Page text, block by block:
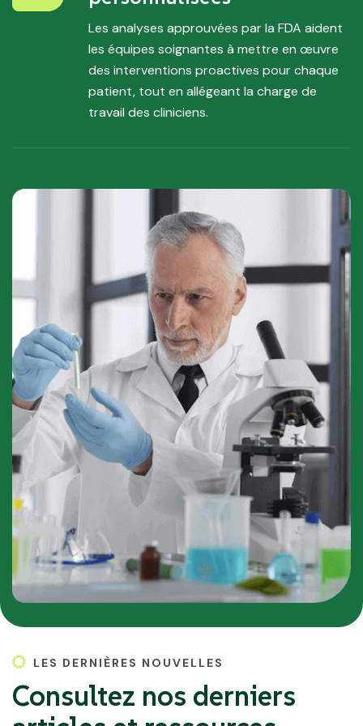
Les analyses approuvées par la FDA aident
les équipes soignantes à mettre en œuvre
des interventions proactives pour chaque
patient, tout en allégeant la charge de
travail des cliniciens.
LES DERNIÈRES NOUVELLES
Consultez nos derniers